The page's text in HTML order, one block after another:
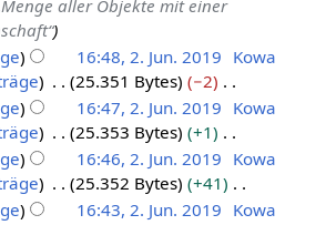
aller Objekte mit einer
16:48, 2. Jun. 2019 Kowa
25.351 Bytes
−2
16:47, 2. Jun. 2019 Kowa
25.353 Bytes
+1
16:46, 2. Jun. 2019 Kowa
25.352 Bytes
+41
16:43, 2. Jun. 2019 Kowa